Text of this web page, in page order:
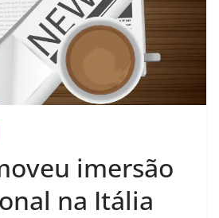
imersão
na Itália